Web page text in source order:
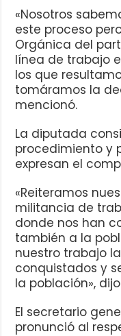
«Nosotros
este proceso
Orgánica del
línea de trabajo
los que
tomáramos la
mencionó.
La diputada
procedimiento y
expresan el
«Reiteramos
militancia de
donde nos han
también a la
nuestro trabajo
conquistados y
la población»,
El secretario
pronunció al